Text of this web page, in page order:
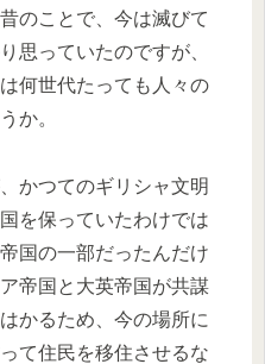
のことで、今は滅びて
思っていたのですが、
何世代たっても人々の
か。
かつてのギリシャ文明
を保っていたわけでは
国の一部だったんだけ
帝国と大英帝国が共謀
かるため、今の場所に
て住民を移住させるな